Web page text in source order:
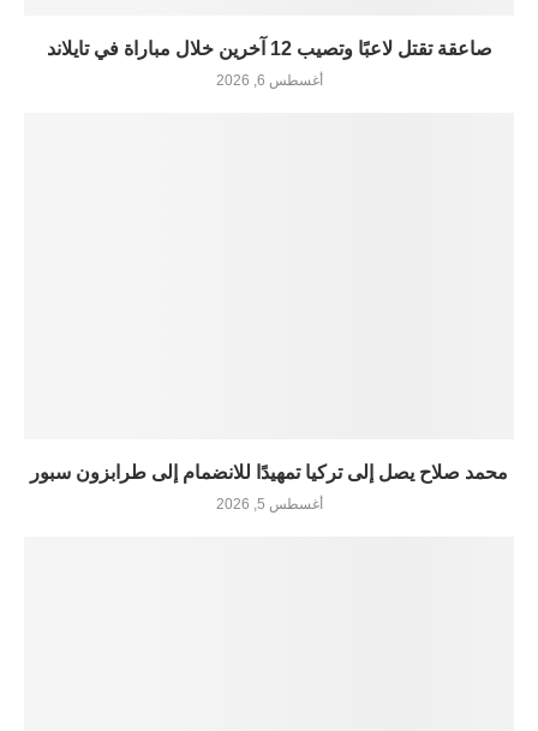
صاعقة تقتل لاعبًا وتصيب 12 آخرين خلال مباراة في تايلاند
أغسطس 6, 2026
محمد صلاح يصل إلى تركيا تمهيدًا للانضمام إلى طرابزون سبور
أغسطس 5, 2026